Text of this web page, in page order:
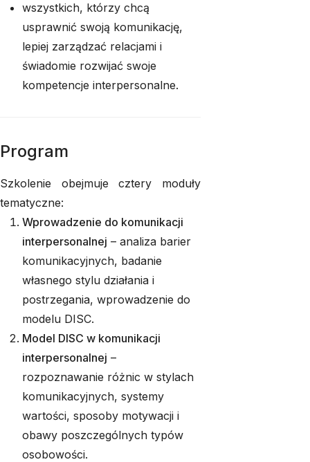
wszystkich, którzy chcą
usprawnić swoją komunikację,
lepiej zarządzać relacjami i
świadomie rozwijać swoje
kompetencje interpersonalne.
Program
Szkolenie obejmuje cztery moduły
tematyczne:
Wprowadzenie do komunikacji
interpersonalnej – analiza barier
komunikacyjnych, badanie
własnego stylu działania i
postrzegania, wprowadzenie do
modelu DISC.
Model DISC w komunikacji
interpersonalnej –
rozpoznawanie różnic w stylach
komunikacyjnych, systemy
wartości, sposoby motywacji i
obawy poszczególnych typów
osobowości.